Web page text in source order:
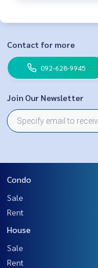
Contact for more
092-628-9945
Join Our Newsletter
Condo
Sale
Rent
House
Sale
Rent